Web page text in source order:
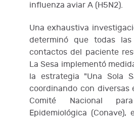
influenza aviar A (H5N2).
Una exhaustiva
determinó que todas
contactos del paciente
La Sesa implementó
la estrategia "Una Sola
coordinando con diversas
Comité Nacional
Epidemiológica (Conave),